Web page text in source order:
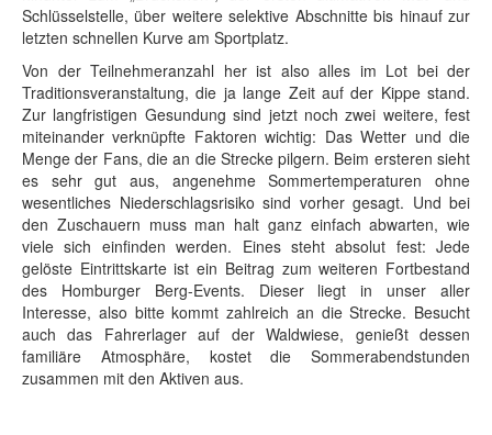
Schlüsselstelle, über weitere selektive Abschnitte bis hinauf zur
letzten schnellen Kurve am Sportplatz.
Von der Teilnehmeranzahl her ist also alles im Lot bei der
Traditionsveranstaltung, die ja lange Zeit auf der Kippe stand.
Zur langfristigen Gesundung sind jetzt noch zwei weitere, fest
miteinander verknüpfte Faktoren wichtig: Das Wetter und die
Menge der Fans, die an die Strecke pilgern. Beim ersteren sieht
es sehr gut aus, angenehme Sommertemperaturen ohne
wesentliches Niederschlagsrisiko sind vorher gesagt. Und bei
den Zuschauern muss man halt ganz einfach abwarten, wie
viele sich einfinden werden. Eines steht absolut fest: Jede
gelöste Eintrittskarte ist ein Beitrag zum weiteren Fortbestand
des Homburger Berg-Events. Dieser liegt in unser aller
Interesse, also bitte kommt zahlreich an die Strecke. Besucht
auch das Fahrerlager auf der Waldwiese, genießt dessen
familiäre Atmosphäre, kostet die Sommerabendstunden
zusammen mit den Aktiven aus.